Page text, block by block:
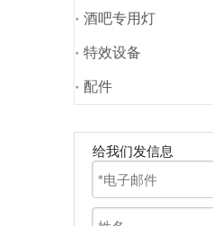
酒吧专用灯
特效设备
配件
给我们发信息